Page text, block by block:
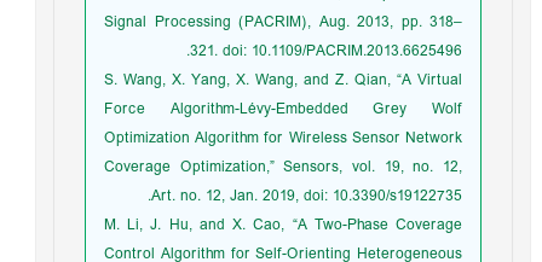
Signal Processing (PACRIM), Aug. 2013, pp. 318–
321. doi: 10.1109/PACRIM.2013.6625496.
S. Wang, X. Yang, X. Wang, and Z. Qian, “A Virtual
Force Algorithm-Lévy-Embedded Grey Wolf
Optimization Algorithm for Wireless Sensor Network
Coverage Optimization,” Sensors, vol. 19, no. 12,
Art. no. 12, Jan. 2019, doi: 10.3390/s19122735.
M. Li, J. Hu, and X. Cao, “A Two-Phase Coverage
Control Algorithm for Self-Orienting Heterogeneous